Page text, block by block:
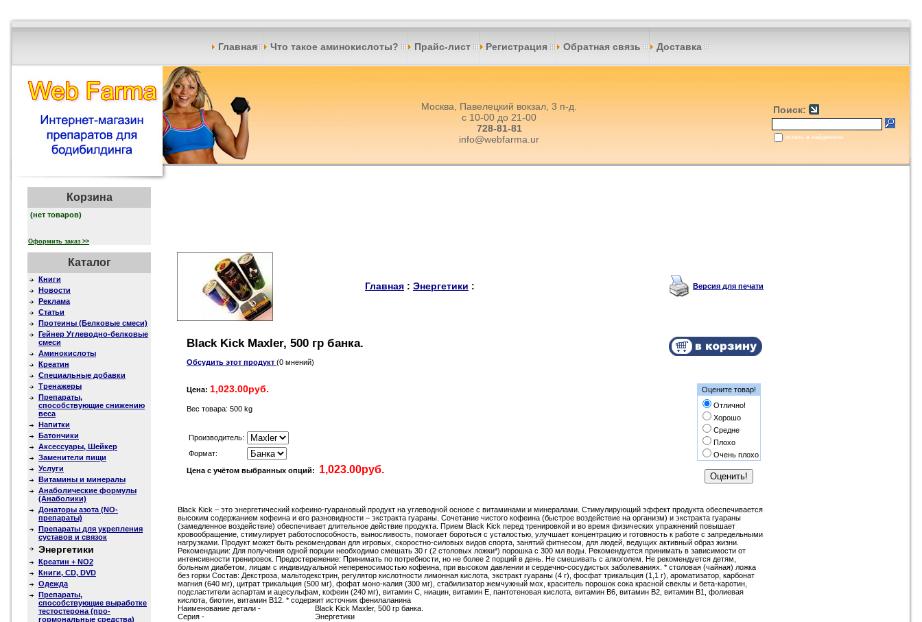
Главная Что такое аминокислоты? Прайс-лист Регистрация Обратная связь Доставка
Москва, Павелецкий вокзал, 3 п-д.
с 10-00 до 21-00
728-81-81
info@webfarma.ur
Поиск:
искать в найденном
Корзина
(нет товаров)
Оформить заказ >>
Каталог
Книги
Новости
Реклама
Статьи
Протеины (Белковые смеси)
Гейнер Углеводно-белковые
смеси
Аминокислоты
Креатин
Специальные добавки
Тренажеры
Препараты,
способствующие снижению
веса
Напитки
Батончики
Аксессуары, Шейкер
Заменители пищи
Услуги
Витамины и минералы
Анаболические формулы
(Анаболики)
Донаторы азота (NO-
препараты)
Препараты для укрепления
суставов и связок
Энергетики
Креатин + NO2
Книги, CD, DVD
Одежда
Препараты,
способствующие выработке
тестостерона (про-
гормональные средства)
Главная : Энергетики : Версия для печати
Black Kick Maxler, 500 гр банка.
Обсудить этот продукт (0 мнений)
Цена: 1,023.00руб.
Оцените товар!
Отлично!
Хорошо
Средне
Плохо
Очень плохо
Вес товара: 500 kg
Производитель:
Формат:
Цена с учётом выбранных опций:
Black Kick – это энергетический кофеино-гуарановый продукт на углеводной основе с витаминами и минералами. Стимулирующий эффект продукта обеспечивается
высоким содержанием кофеина и его разновидности – экстракта гуараны. Сочетание чистого кофеина (быстрое воздействие на организм) и экстракта гуараны
(замедленное воздействие) обеспечивает длительное действие продукта. Прием Black Kick перед тренировкой и во время физических упражнений повышает
кровообращение, стимулирует работоспособность, выносливость, помогает бороться с усталостью, улучшает концентрацию и готовность к работе с запредельными
нагрузками. Продукт может быть рекомендован для игровых, скоростно-силовых видов спорта, занятий фитнесом, для людей, ведущих активный образ жизни.
Рекомендации: Для получения одной порции необходимо смешать 30 г (2 столовых ложки*) порошка с 300 мл воды. Рекомендуется принимать в зависимости от
интенсивности тренировок. Предостережение: Принимать по потребности, но не более 2 порций в день. Не смешивать с алкоголем. Не рекомендуется детям,
больным диабетом, лицам с индивидуальной непереносимостью кофеина, при высоком давлении и сердечно-сосудистых заболеваниях. * столовая (чайная) ложка
без горки Состав: Декстроза, мальтодекстрин, регулятор кислотности лимонная кислота, экстракт гуараны (4 г), фосфат трикальция (1,1 г), ароматизатор, карбонат
магния (640 мг), цитрат трикальция (500 мг), фофат моно-калия (300 мг), стабилизатор жемчужный мох, краситель порошок сока красной свеклы и бета-каротин,
подсластители аспартам и ацесульфам, кофеин (240 мг), витамин С, ниацин, витамин Е, пантотеновая кислота, витамин В6, витамин В2, витамин В1, фолиевая
кислота, биотин, витамин В12. * содержит источник фенилаланина
Наименование детали -
Black Kick Maxler, 500 гр банка.
Серия -
Энергетики